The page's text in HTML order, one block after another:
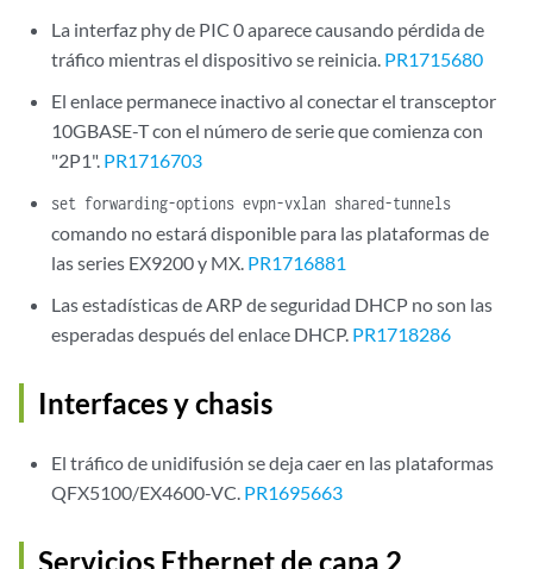
La interfaz phy de PIC 0 aparece causando pérdida de
tráfico mientras el dispositivo se reinicia. PR1715680
El enlace permanece inactivo al conectar el transceptor
10GBASE-T con el número de serie que comienza con
"2P1". PR1716703
set forwarding-options evpn-vxlan shared-tunnels
comando no estará disponible para las plataformas de
las series EX9200 y MX. PR1716881
Las estadísticas de ARP de seguridad DHCP no son las
esperadas después del enlace DHCP. PR1718286
Interfaces y chasis
El tráfico de unidifusión se deja caer en las plataformas
QFX5100/EX4600-VC. PR1695663
Servicios Ethernet de capa 2